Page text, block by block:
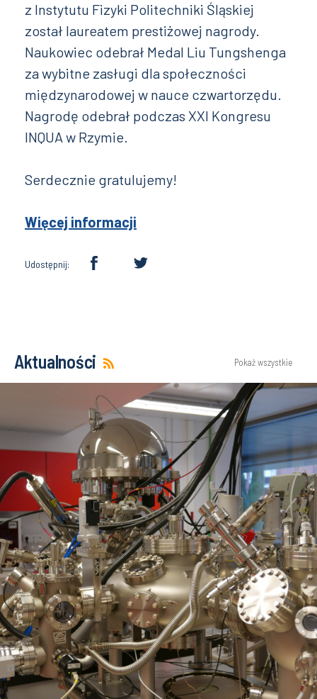
z Instytutu Fizyki Politechniki Śląskiej
został laureatem prestiżowej nagrody.
Naukowiec odebrał Medal Liu Tungshenga
za wybitne zasługi dla społeczności
międzynarodowej w nauce czwartorzędu.
Nagrodę odebrał podczas XXI Kongresu
INQUA w Rzymie.
Serdecznie gratulujemy!
Więcej informacji
Udostępnij:
Aktualności Pokaż wszystkie